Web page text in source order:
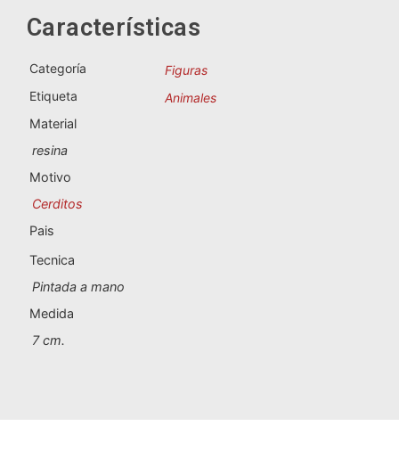
Souvenirs de España
Souvenirs de Portugal
Albacete
Almería
Características
Categoría
Figuras
Etiqueta
Animales
Material
resina
Motivo
Cerditos
Pais
Tecnica
Pintada a mano
Medida
7 cm.